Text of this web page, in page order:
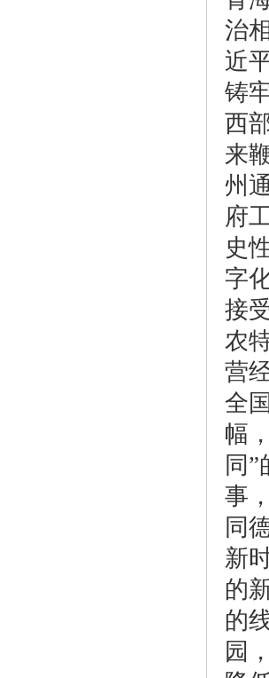
治
近
铸
西
来
州
府
史
字
接
农
营
全
幅
同
事
同
新
的
的
园